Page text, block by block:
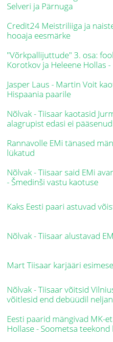
Selveri ja Pärnuga
Credit24 Meistriliiga ja
hooaja eesmärke
"Võrkpallijuttude" 3. osa:
Korotkov ja Heleene Hollas
Jasper Laus - Martin Voit
Hispaania paarile
Nõlvak - Tiisaar kaotasid
alagrupist edasi ei
Rannavolle EMi tänased
lükatud
Nõlvak - Tiisaar said EMi
- Šmedinši vastu kaotuse
Kaks Eesti paari astuvad
Nõlvak - Tiisaar alustavad
Mart Tiisaar karjääri
Nõlvak - Tiisaar võitsid
võitlesid end debüüdil
Eesti paarid mängivad MK-
Hollase - Soometsa